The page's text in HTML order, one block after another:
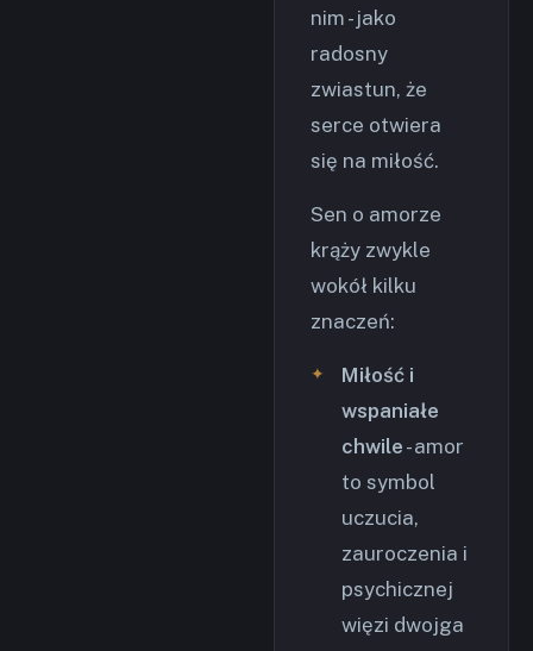
nim - jako
radosny
zwiastun, że
serce otwiera
się na miłość.
Sen o amorze
krąży zwykle
wokół kilku
znaczeń:
Miłość i
wspaniałe
chwile - amor
to symbol
uczucia,
zauroczenia i
psychicznej
więzi dwojga